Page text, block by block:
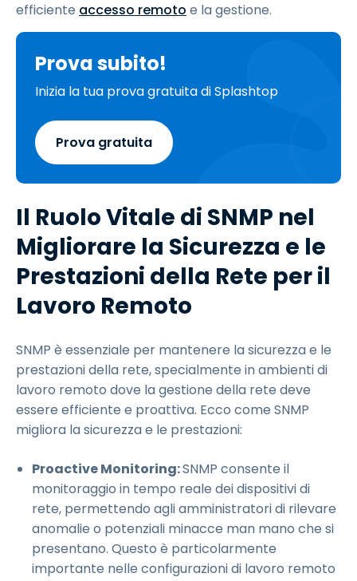
efficiente accesso remoto e la gestione.
Prova subito!
Inizia la tua prova gratuita di Splashtop
Prova gratuita
Il Ruolo Vitale di SNMP nel
Migliorare la Sicurezza e le
Prestazioni della Rete per il
Lavoro Remoto
SNMP è essenziale per mantenere la sicurezza e le
prestazioni della rete, specialmente in ambienti di
lavoro remoto dove la gestione della rete deve
essere efficiente e proattiva. Ecco come SNMP
migliora la sicurezza e le prestazioni:
Proactive Monitoring:SNMP consente il
monitoraggio in tempo reale dei dispositivi di
rete, permettendo agli amministratori di rilevare
anomalie o potenziali minacce man mano che si
presentano. Questo è particolarmente
importante nelle configurazioni di lavoro remoto